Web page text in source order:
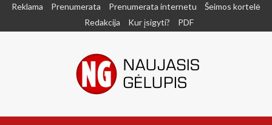
SkipReklama Prenumerata Prenumerata internetu
Šeimos kortelė
Redakcija
Kur įsigyti? PDF